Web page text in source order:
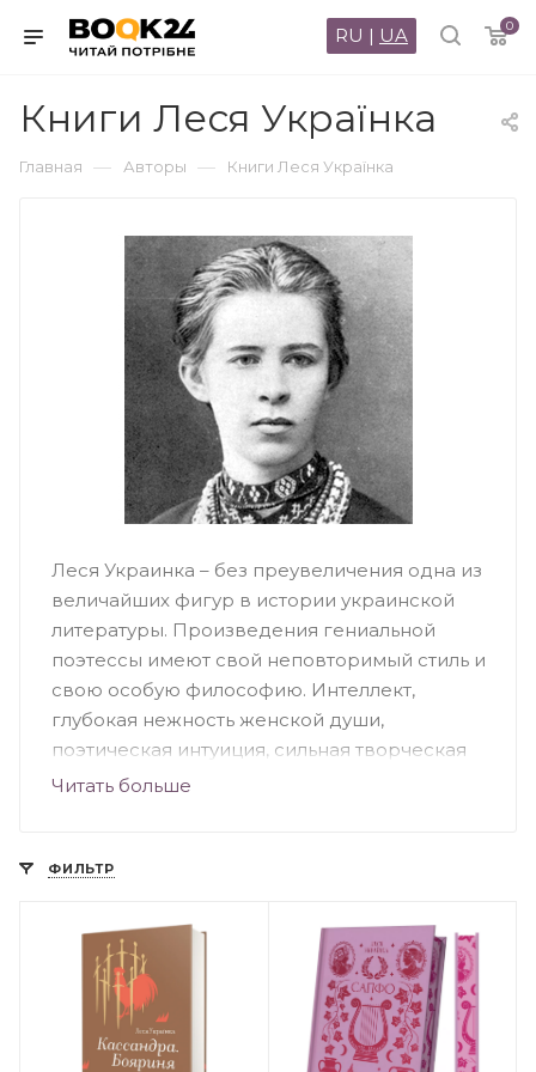
0
RU | UA
Книги Леся Українка
Главная — Авторы — Книги Леся Українка
Леся Украинка – без преувеличения одна из
величайших фигур в истории украинской
литературы. Произведения гениальной
поэтессы имеют свой неповторимый стиль и
свою особую философию. Интеллект,
глубокая нежность женской души,
поэтическая интуиция, сильная творческая
воля, умения отстранятся от серых будней и
объединилось в творчестве писательницы.
множество произведений в разных жанрах,
которые спустя время стали бессмертными.
Биография
Читать больше
ФИЛЬТР